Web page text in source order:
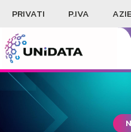
PRIVATI P.IVA